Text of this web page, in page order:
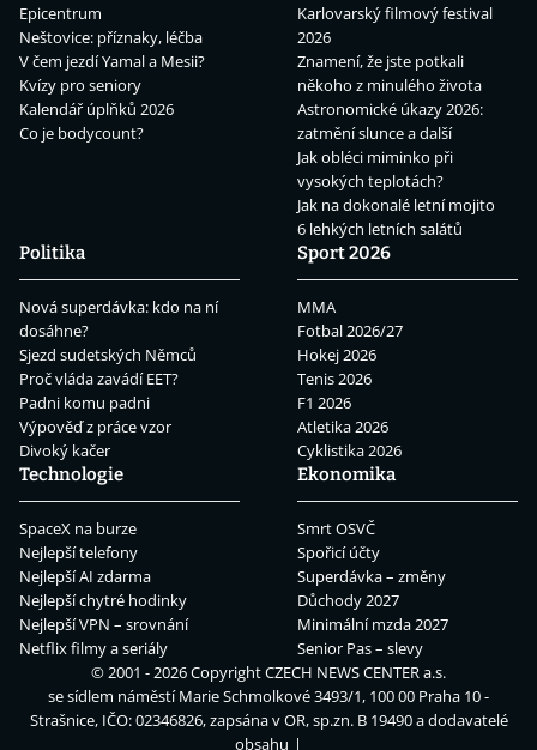
Epicentrum
Neštovice: příznaky, léčba
V čem jezdí Yamal a Mesii?
Kvízy pro seniory
Kalendář úplňků 2026
Co je bodycount?
Karlovarský filmový festival
2026
Znamení, že jste potkali
někoho z minulého života
Astronomické úkazy 2026:
zatmění slunce a další
Jak obléci miminko při
vysokých teplotách?
Jak na dokonalé letní mojito
6 lehkých letních salátů
Politika
Nová superdávka: kdo na ní
dosáhne?
Sjezd sudetských Němců
Proč vláda zavádí EET?
Padni komu padni
Výpověď z práce vzor
Divoký kačer
Sport 2026
MMA
Fotbal 2026/27
Hokej 2026
Tenis 2026
F1 2026
Atletika 2026
Cyklistika 2026
Technologie
SpaceX na burze
Nejlepší telefony
Nejlepší AI zdarma
Nejlepší chytré hodinky
Nejlepší VPN – srovnání
Netflix filmy a seriály
Ekonomika
Smrt OSVČ
Spořicí účty
Superdávka – změny
Důchody 2027
Minimální mzda 2027
Senior Pas – slevy
© 2001 - 2026 CopyrightCZECH NEWS CENTER a.s.
se sídlem náměstí Marie Schmolkové 3493/1, 100 00 Praha 10 -
Strašnice, IČO: 02346826, zapsána v OR, sp.zn. B 19490 a dodavatelé
obsahu